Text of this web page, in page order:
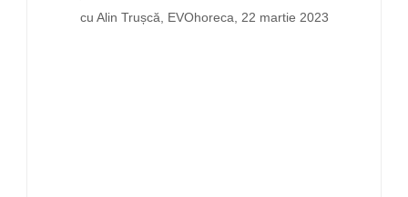
cu Alin Trușcă, EVOhoreca, 22 martie 2023